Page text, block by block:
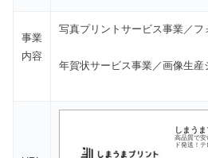
事業
内容
写真プリントサービス事業／フ
年賀状サービス事業／画像生産
しまう
高品質で安
ド発送！